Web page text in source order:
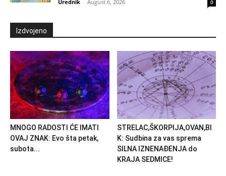
Urednik - August 6, 2026 0
Izdvojeno
MNOGO RADOSTI ĆE IMATI
OVAJ ZNAK: Evo šta petak,
subota...
STRELAC,ŠKORPIJA,OVAN,BI
K: Sudbina za vas sprema
SILNA IZNENAĐENJA do
KRAJA SEDMICE!